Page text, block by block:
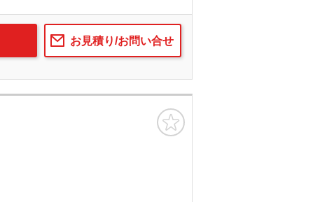
お見積り/お問い合せ